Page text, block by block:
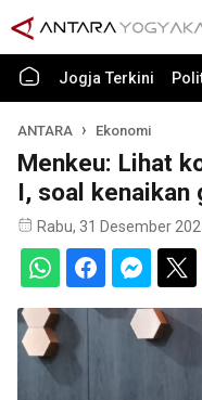
Jogja Terkini
ANTARA Ekonomi
Menkeu: Lihat
I, soal kenaikan
Rabu, 31 Desember